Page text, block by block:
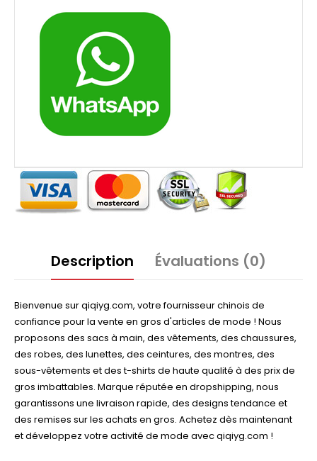
Description Évaluations (0)
Bienvenue sur qiqiyg.com, votre fournisseur chinois de
confiance pour la vente en gros d'articles de mode ! Nous
proposons des sacs à main, des vêtements, des chaussures,
des robes, des lunettes, des ceintures, des montres, des
sous-vêtements et des t-shirts de haute qualité à des prix de
gros imbattables. Marque réputée en dropshipping, nous
garantissons une livraison rapide, des designs tendance et
des remises sur les achats en gros. Achetez dès maintenant
et développez votre activité de mode avec qiqiyg.com !